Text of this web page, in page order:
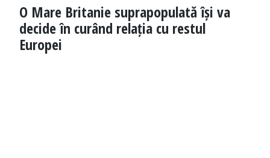
O Mare Britanie suprapopulată își va
decide în curând relația cu restul
Europei